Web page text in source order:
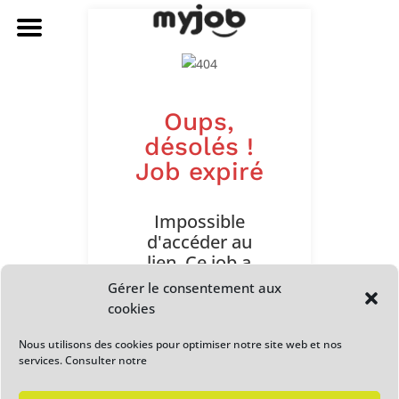
Gérer le consentement aux
cookies
Nous utilisons des cookies pour optimiser notre site web et nos
services. Consulter notre
Oups,
désolés !
Job expiré
Impossible
d'accéder au
lien. Ce job a
expiré. Veuillez
ou la personne
qui a partagé le
lien avec vous.